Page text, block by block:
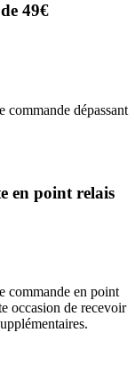
49€
dépassant
en point relais
commande en point
occasion de recevoir